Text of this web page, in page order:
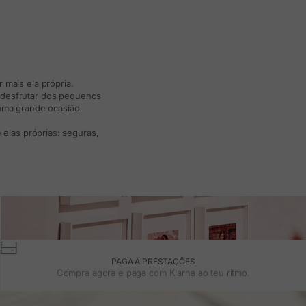
mais ela própria.
dos pequenos
grande ocasião.
próprias: seguras,
PAGA A PRESTAÇÕES
Compra agora e paga com Klarna ao teu ritmo.